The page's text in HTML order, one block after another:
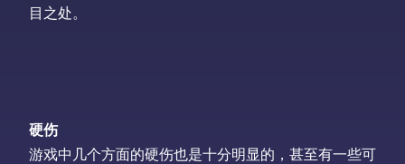
目之处。
硬伤
游戏中几个方面的硬伤也是十分明显的，甚至有一些可